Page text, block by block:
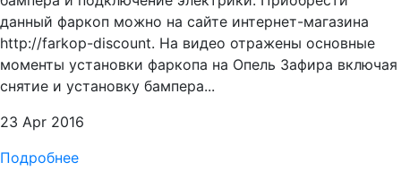
данный фаркоп можно на сайте интернет-магазина
http://farkop-discount. На видео отражены основные
моменты установки фаркопа на Опель Зафира включая
снятие и установку бампера...
23 Apr 2016
Подробнее